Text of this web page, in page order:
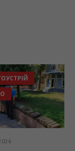
ГРОШІ
НОВИНИ
СУСПІЛЬСТВО
ТУРИЗМ